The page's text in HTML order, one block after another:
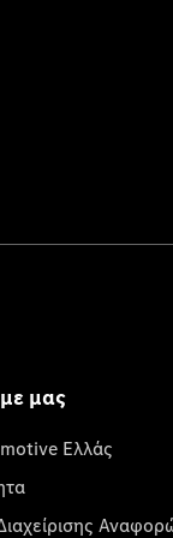
μας
Ελλάς